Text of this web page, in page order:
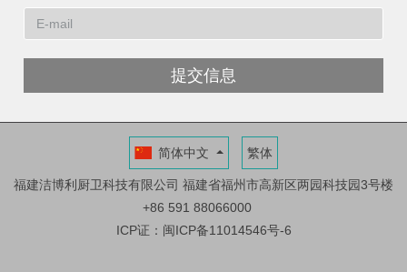
提交信息
简体中文 繁体
福建洁博利厨卫科技有限公司 福建省福州市高新区两园科技园3号楼
+86 591 88066000
ICP证：闽ICP备11014546号-6